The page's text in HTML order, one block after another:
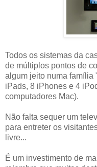
Todos os sistemas da
de múltiplos pontos de
algum jeito numa família
iPads, 8 iPhones e 4
computadores Mac).
Não falta sequer um
para entreter os
livre...
É um investimento de